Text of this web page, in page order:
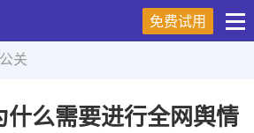
免费试用
公关
么需要进行全网舆情